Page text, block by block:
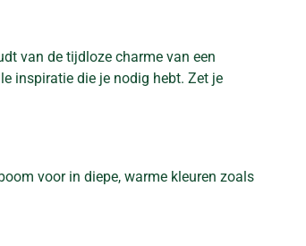
van de tijdloze charme van een
inspiratie die je nodig hebt. Zet je
voor in diepe, warme kleuren zoals